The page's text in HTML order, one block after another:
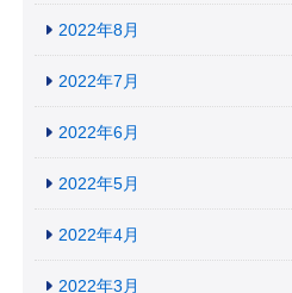
2022年8月
2022年7月
2022年6月
2022年5月
2022年4月
2022年3月